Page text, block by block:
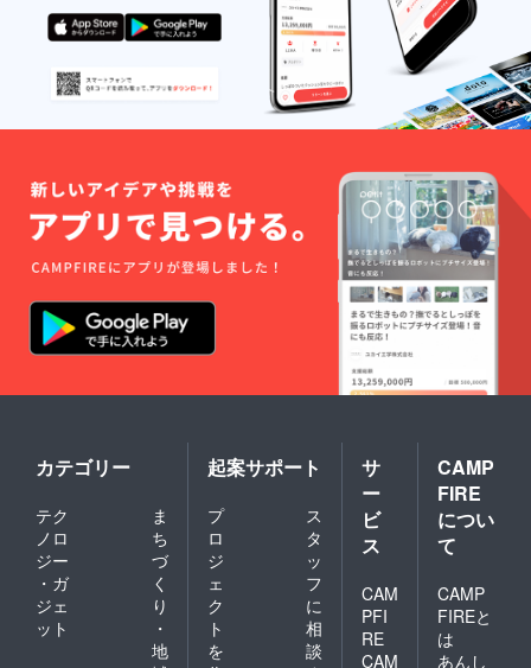
カテゴリー
テク
ノロ
ジー
・ガ
ジェ
ット
ま
ち
づ
く
り
・
地
起案サポート
プ
ロ
ジ
ェ
ク
ト
を
ス
タ
ッ
フ
に
相
談
サ
ー
ビ
ス
CAM
PFI
RE
CAM
CAMP
FIRE
につい
て
CAMP
FIREと
は
あんし